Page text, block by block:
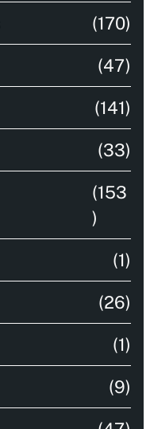
(170)
(47)
(141)
(33)
(153
)
(1)
(26)
(1)
(9)